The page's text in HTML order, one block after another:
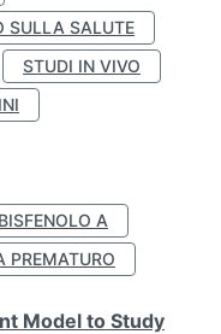
SULLA SALUTE
STUDI IN VIVO
BISFENOLO A
PREMATURO
Model to Study